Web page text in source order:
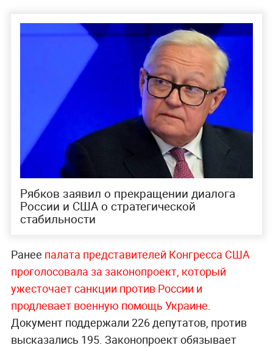
Рябков заявил о прекращении диалога
России и США о стратегической
стабильности
Ранее палата представителей Конгресса США
проголосовала за законопроект, который
ужесточает санкции против России и
продлевает военную помощь Украине
Документ поддержали 226 депутатов, против
высказались 195. Законопроект обязывает